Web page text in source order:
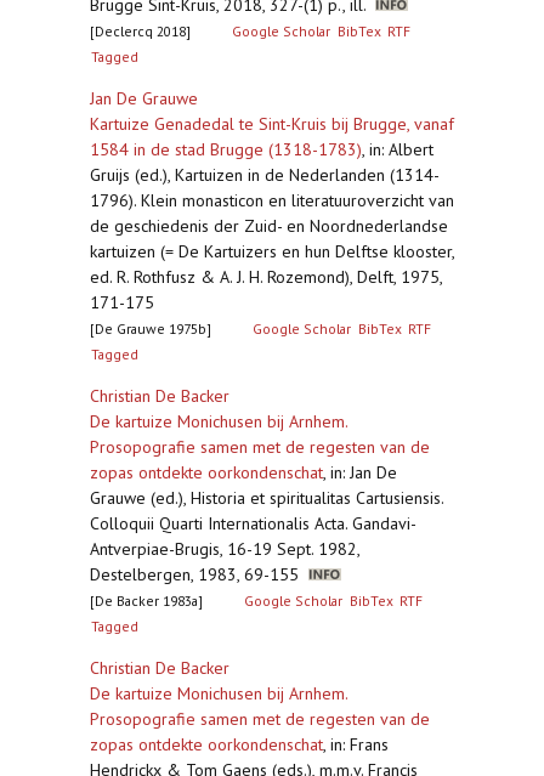
Brugge Sint-Kruis, 2018, 327-(1) p., ill.
[Declercq 2018] Google Scholar BibTex RTF
Tagged
Jan De Grauwe
Kartuize Genadedal te Sint-Kruis bij Brugge, vanaf
1584 in de stad Brugge (1318-1783), in: Albert
Gruijs (ed.), Kartuizen in de Nederlanden (1314-
1796). Klein monasticon en literatuuroverzicht van
de geschiedenis der Zuid- en Noordnederlandse
kartuizen (= De Kartuizers en hun Delftse klooster,
ed. R. Rothfusz & A. J. H. Rozemond), Delft, 1975,
171-175
[De Grauwe 1975b] Google Scholar BibTex RTF
Tagged
Christian De Backer
De kartuize Monichusen bij Arnhem.
Prosopografie samen met de regesten van de
zopas ontdekte oorkondenschat, in: Jan De
Grauwe (ed.), Historia et spiritualitas Cartusiensis.
Colloquii Quarti Internationalis Acta. Gandavi-
Antverpiae-Brugis, 16-19 Sept. 1982,
Destelbergen, 1983, 69-155
[De Backer 1983a] Google Scholar BibTex RTF
Tagged
Christian De Backer
De kartuize Monichusen bij Arnhem.
Prosopografie samen met de regesten van de
zopas ontdekte oorkondenschat, in: Frans
Hendrickx & Tom Gaens (eds.), m.m.v. Francis